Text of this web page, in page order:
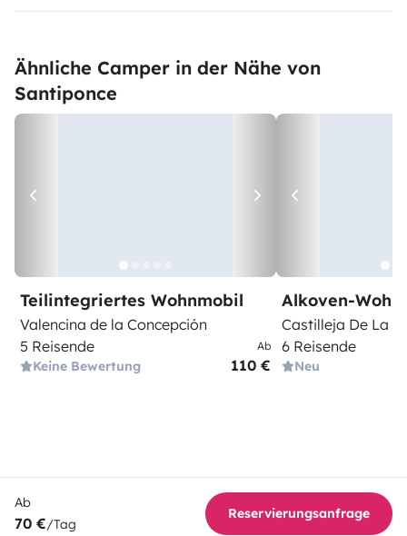
Ähnliche Camper in der Nähe von
Santiponce
Teilintegriertes Wohnmobil
Valencina de la Concepción
5 Reisende
Keine Bewertung
Ab
110 €
Alkoven-
Castilleja De La
6 Reisende
Neu
Ab
70 €/Tag
Reservierungsanfrage